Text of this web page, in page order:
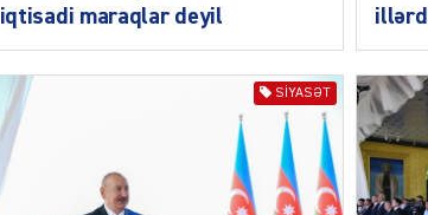
iqtisadi maraqlar deyil
SIYASƏT